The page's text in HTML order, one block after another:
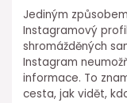
Jediným
Instagramový
shromážděných
Instagram
informace. To
cesta, jak vidět,